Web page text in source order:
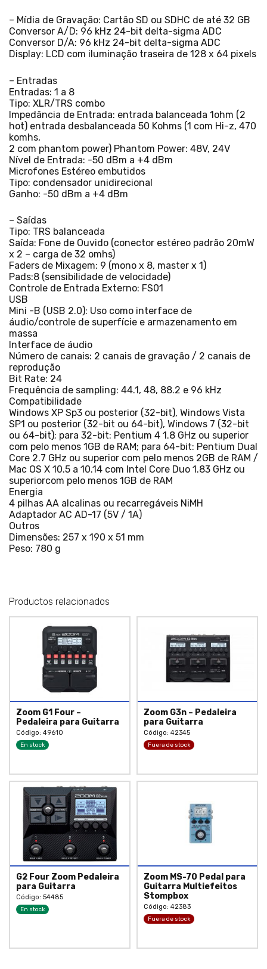
– Mídia de Gravação: Cartão SD ou SDHC de até 32 GB
Conversor A/D: 96 kHz 24-bit delta-sigma ADC
Conversor D/A: 96 kHz 24-bit delta-sigma ADC
Display: LCD com iluminação traseira de 128 x 64 pixels
– Entradas
Entradas: 1 a 8
Tipo: XLR/TRS combo
Impedância de Entrada: entrada balanceada 1ohm (2
hot) entrada desbalanceada 50 Kohms (1 com Hi-z, 470
komhs,
2 com phantom power) Phantom Power: 48V, 24V
Nível de Entrada: -50 dBm a +4 dBm
Microfones Estéreo embutidos
Tipo: condensador unidirecional
Ganho: -50 dBm a +4 dBm
– Saídas
Tipo: TRS balanceada
Saída: Fone de Ouvido (conector estéreo padrão 20mW
x 2 – carga de 32 omhs)
Faders de Mixagem: 9 (mono x 8, master x 1)
Pads:8 (sensibilidade de velocidade)
Controle de Entrada Externo: FS01
USB
Mini -B (USB 2.0): Uso como interface de
áudio/controle de superfície e armazenamento em
massa
Interface de áudio
Número de canais: 2 canais de gravação / 2 canais de
reprodução
Bit Rate: 24
Frequência de sampling: 44.1, 48, 88.2 e 96 kHz
Compatibilidade
Windows XP Sp3 ou posterior (32-bit), Windows Vista
SP1 ou posterior (32-bit ou 64-bit), Windows 7 (32-bit
ou 64-bit); para 32-bit: Pentium 4 1.8 GHz ou superior
com pelo menos 1GB de RAM; para 64-bit: Pentium Dual
Core 2.7 GHz ou superior com pelo menos 2GB de RAM /
Mac OS X 10.5 a 10.14 com Intel Core Duo 1.83 GHz ou
superiorcom pelo menos 1GB de RAM
Energia
4 pilhas AA alcalinas ou recarregáveis NiMH
Adaptador AC AD-17 (5V / 1A)
Outros
Dimensões: 257 x 190 x 51 mm
Peso: 780 g
Productos relacionados
Zoom G1 Four –
Pedaleira para Guitarra
Código: 49610
En stock
Zoom G3n – Pedaleira
para Guitarra
Código: 42345
Fuera de stock
G2 Four Zoom Pedaleira
para Guitarra
Código: 54485
En stock
Zoom MS-70 Pedal para
Guitarra Multiefeitos
Stompbox
Código: 42383
Fuera de stock